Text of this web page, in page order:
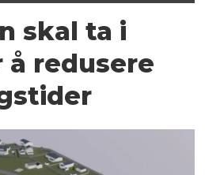
skal ta i
å redusere